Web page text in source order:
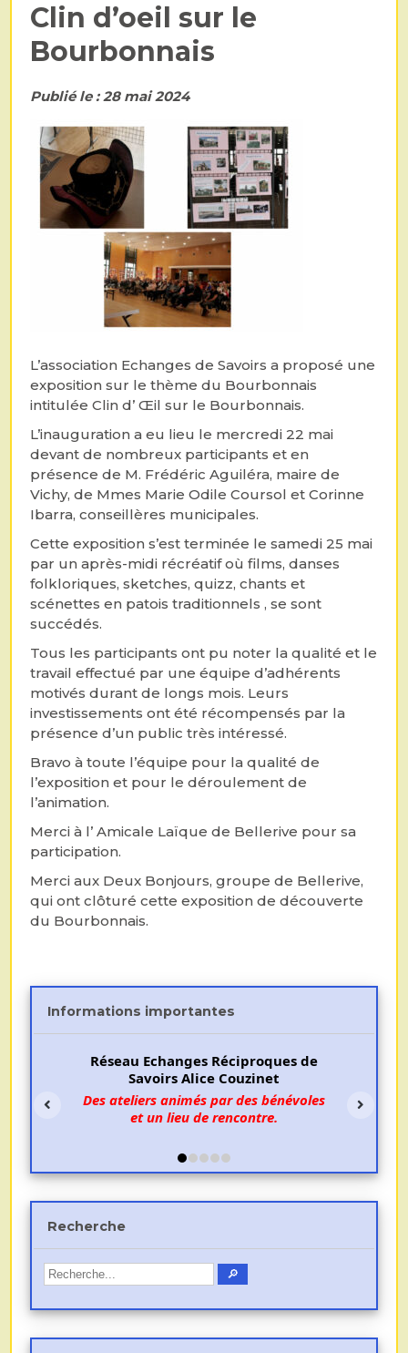
Clin d’oeil sur le
Bourbonnais
Publié le : 28 mai 2024
L’association Echanges de Savoirs a proposé une
exposition sur le thème du Bourbonnais
intitulée Clin d’ Œil sur le Bourbonnais.
L’inauguration a eu lieu le mercredi 22 mai
devant de nombreux participants et en
présence de M. Frédéric Aguiléra, maire de
Vichy, de Mmes Marie Odile Coursol et Corinne
Ibarra, conseillères municipales.
Cette exposition s’est terminée le samedi 25 mai
par un après-midi récréatif où films, danses
folkloriques, sketches, quizz, chants et
scénettes en patois traditionnels , se sont
succédés.
Tous les participants ont pu noter la qualité et le
travail effectué par une équipe d’adhérents
motivés durant de longs mois. Leurs
investissements ont été récompensés par la
présence d’un public très intéressé.
Bravo à toute l’équipe pour la qualité de
l’exposition et pour le déroulement de
l’animation.
Merci à l’ Amicale Laïque de Bellerive pour sa
participation.
Merci aux Deux Bonjours, groupe de Bellerive,
qui ont clôturé cette exposition de découverte
du Bourbonnais.
Informations importantes
Réseau Echanges Réciproques de
Savoirs Alice Couzinet
Des ateliers animés par des bénévoles
et un lieu de rencontre.
Recherche